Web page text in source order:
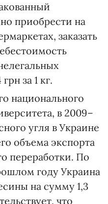
приобрести на
заказать
за 1 кг.
национального
в 2009–
угля в Украине
объема экспорта
переработки. По
году Украина
на сумму 1,3
что